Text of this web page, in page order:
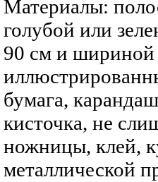
Материалы:
голубой или
90 см и шириной
бумага,
кисточка, не
ножницы, клей,
металлической